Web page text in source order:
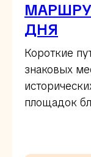
ДНЯ
Короткие
знаковых
площадок